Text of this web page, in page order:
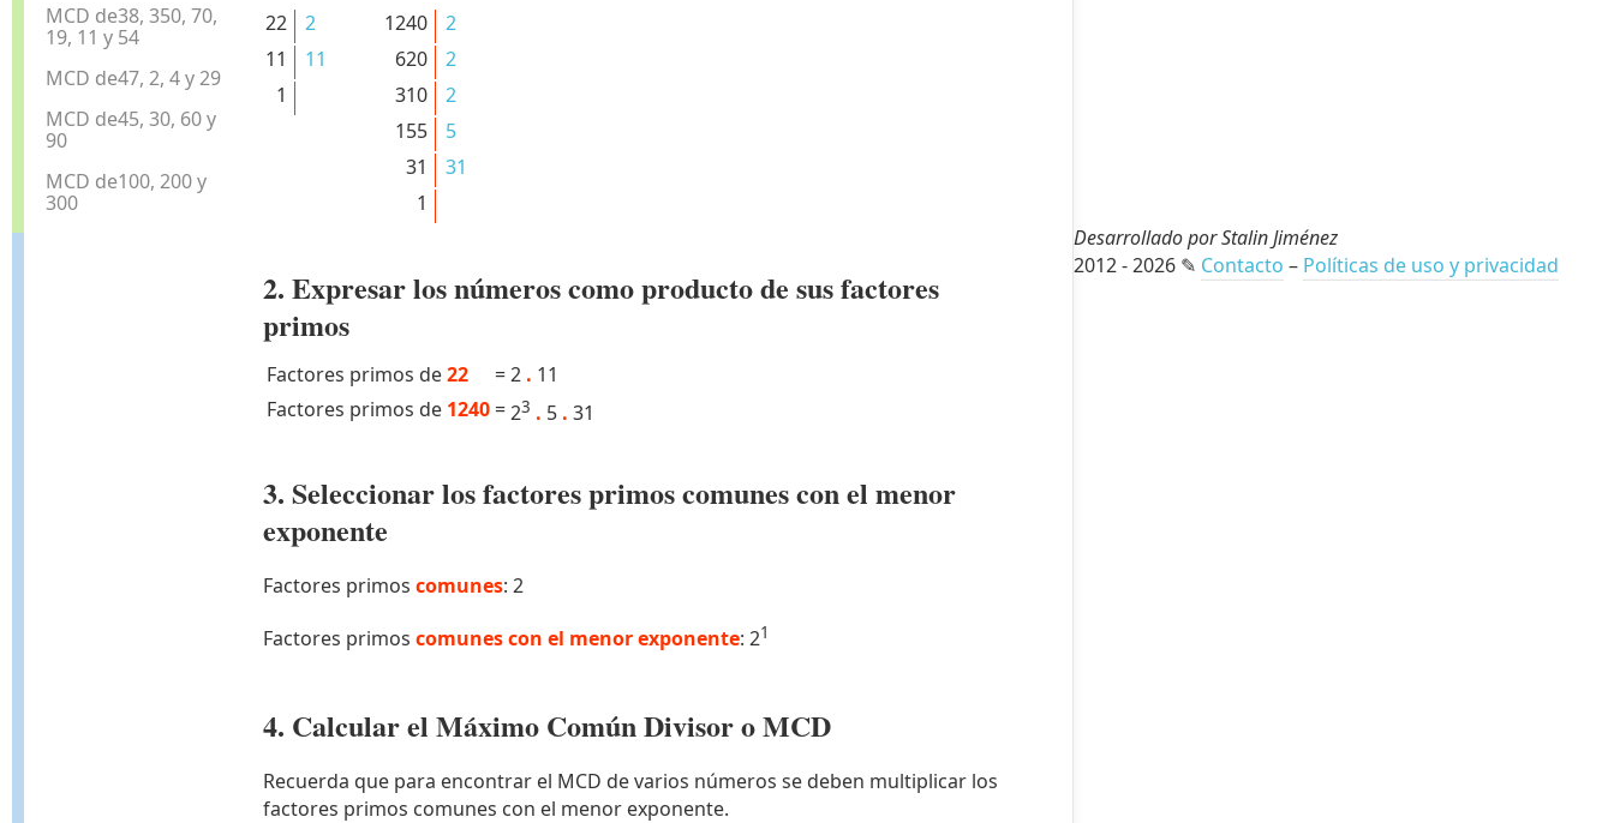
MCD de38, 350, 70,
19, 11 y 54
MCD de47, 2, 4 y 29
MCD de45, 30, 60 y
90
MCD de100, 200 y
300
22
2
11
11
1
1240
2
620
2
310
2
155
5
31
31
1
2. Expresar los números como producto de sus factores
primos
Factores primos de22 =2 . 11
Factores primos de 1240 =23 . 5 . 31
3. Seleccionar los factores primos comunes con el menor
exponente
Factores primos comunes: 2
Factores primos comunes con el menor exponente: 21
4. Calcular el Máximo Común Divisor o MCD
Recuerda que para encontrar el MCD de varios números se deben multiplicar los
factores primos comunes con el menor exponente.
Desarrollado por Stalin Jiménez
2012 - 2026 ✎ Contacto – Políticas de uso y privacidad